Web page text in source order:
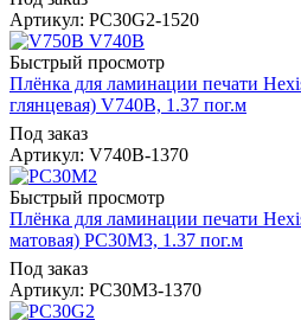
Артикул: PC30G2-1520
Быстрый просмотр
Плёнка для ламинации печати
глянцевая) V740B, 1.37 пог.м
Под заказ
Артикул: V740B-1370
Быстрый просмотр
Плёнка для ламинации печати
матовая) PC30M3, 1.37 пог.м
Под заказ
Артикул: PC30M3-1370